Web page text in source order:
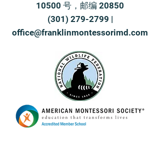
10500 号，邮编 20850
(301) 279-2799 |
office@franklinmontessorimd.com